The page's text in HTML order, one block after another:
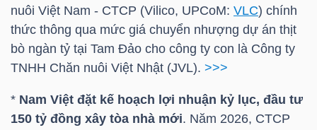
nuôi Việt Nam - CTCP (Vilico, UPCoM: VLC) chính
thức thông qua mức giá chuyển nhượng dự án thịt
bò ngàn tỷ tại Tam Đảo cho công ty con là Công ty
TNHH Chăn nuôi Việt Nhật (JVL). >>>
* Nam Việt đặt kế hoạch lợi nhuận kỷ lục, đầu tư
150 tỷ đồng xây tòa nhà mới. Năm 2026, CTCP
CỔ
PHIẾU